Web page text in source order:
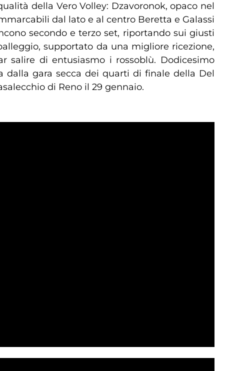
della Vero Volley: Dzavoronok, opaco nel
dal lato e al centro Beretta e Galassi
secondo e terzo set, riportando sui giusti
supportato da una migliore ricezione,
di entusiasmo i rossoblù. Dodicesimo
dalla gara secca dei quarti di finale della Del
di Reno il 29 gennaio.